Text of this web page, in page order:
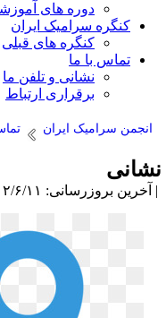
دوره های
کنگره سرامیک ایران
کنگره های قبلی
تماس با ما
نشانی و تلفن ما
برقراری ارتباط
انجمن سرامیک ایران
بروزرسانی: ۱۴۰۲/۶/۱۱ |